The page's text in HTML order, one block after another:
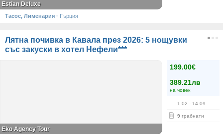
Estian Deluxe
Тасос, Лименария · Гърция
Лятна почивка в Кавала през 2026: 5 нощувки
със закуски в хотел Нефели***
199.00€
389.21лв
на човек
1.02 - 14.09
9 грабнати
Eko Agency Tour